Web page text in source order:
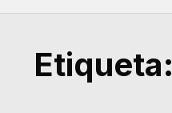
Etiqueta: